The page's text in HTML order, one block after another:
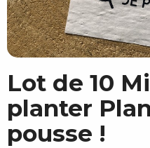
Lot de 10
planter
pousse !